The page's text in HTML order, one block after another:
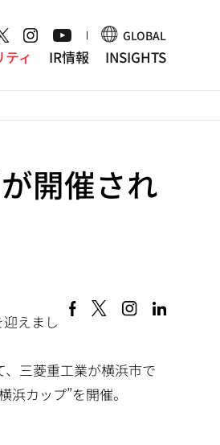
GLOBAL
ィ IR情報 INSIGHTS
開催され
えまし
三菱重工業が横浜市で
カップ”を開催。